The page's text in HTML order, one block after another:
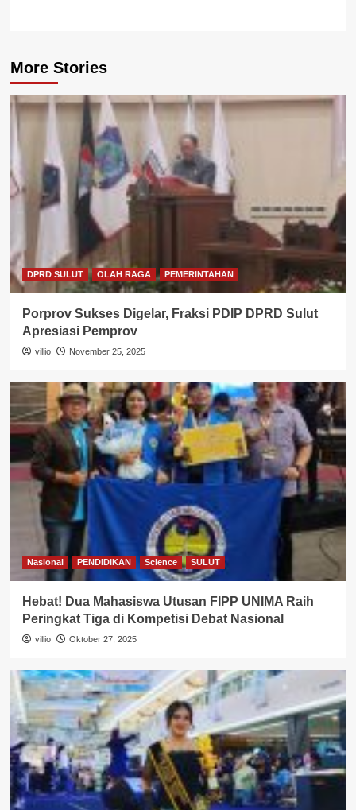
More Stories
DPRD SULUT OLAH RAGA PEMERINTAHAN
Porprov Sukses Digelar, Fraksi PDIP DPRD Sulut
Apresiasi Pemprov
villio November 25, 2025
Nasional PENDIDIKAN Science SULUT
Hebat! Dua Mahasiswa Utusan FIPP UNIMA Raih
Peringkat Tiga di Kompetisi Debat Nasional
villio Oktober 27, 2025